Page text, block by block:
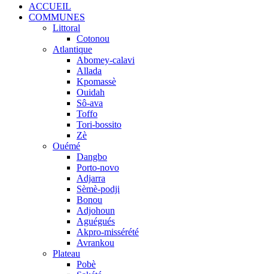
ACCUEIL
COMMUNES
Littoral
Cotonou
Atlantique
Abomey-calavi
Allada
Kpomassè
Ouidah
Sô-ava
Toffo
Tori-bossito
Zè
Ouémé
Dangbo
Porto-novo
Adjarra
Sèmè-podji
Bonou
Adjohoun
Aguégués
Akpro-missérété
Avrankou
Plateau
Pobè